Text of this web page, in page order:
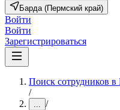
Барда (Пермский край)
Войти
Войти
Зарегистрироваться
Поиск сотрудников в
/
... /